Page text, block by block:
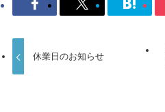
休業日のお知らせ